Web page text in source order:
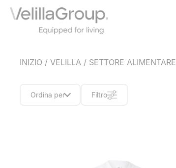
STORIA
IMPEGNO SOCIALE
INIZIO / VELILLA / SETTORE ALIMENTARE
Ordina per Filtro